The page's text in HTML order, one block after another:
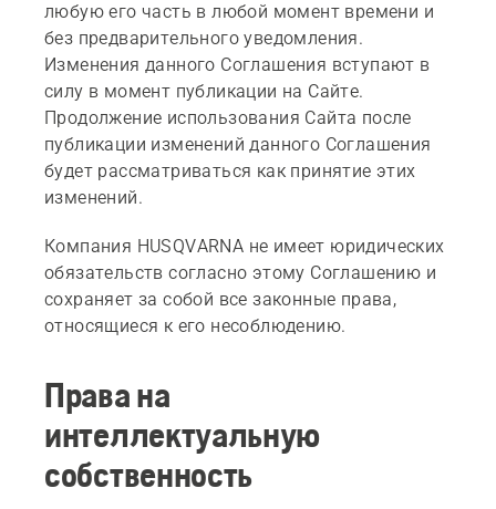
любую его часть в любой момент времени и
без предварительного уведомления.
Изменения данного Соглашения вступают в
силу в момент публикации на Сайте.
Продолжение использования Сайта после
публикации изменений данного Соглашения
будет рассматриваться как принятие этих
изменений.
Компания HUSQVARNA не имеет юридических
обязательств согласно этому Соглашению и
сохраняет за собой все законные права,
относящиеся к его несоблюдению.
Права на
интеллектуальную
собственность